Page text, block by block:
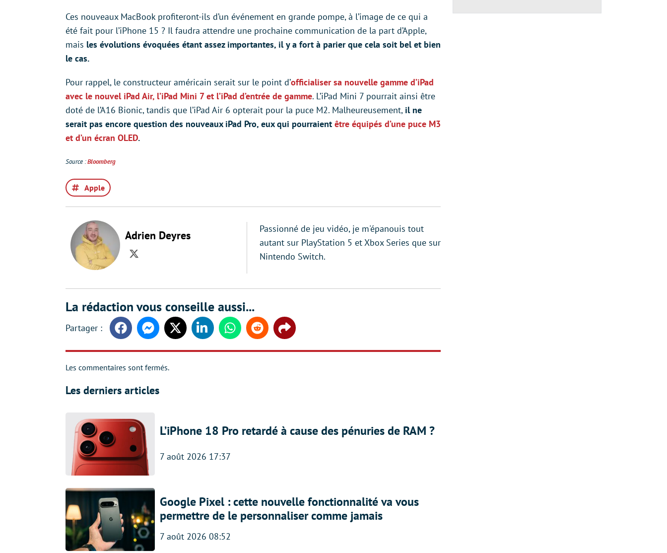
Ces nouveaux MacBook profiteront-ils d’un événement en grande pompe, à l’image de ce qui a
été fait pour l’iPhone 15 ? Il faudra attendre une prochaine communication de la part d’Apple,
mais les évolutions évoquées étant assez importantes, il y a fort à parier que cela soit bel et bien
le cas.
Pour rappel, le constructeur américain serait sur le point d’officialiser sa nouvelle gamme d’iPad
avec le nouvel iPad Air, l’iPad Mini 7 et l’iPad d’entrée de gamme. L’iPad Mini 7 pourrait ainsi être
doté de l’A16 Bionic, tandis que l’iPad Air 6 opterait pour la puce M2. Malheureusement, il ne
serait pas encore question des nouveaux iPad Pro, eux qui pourraient être équipés d’une puce M3
et d’un écran OLED.
Source :Bloomberg
Apple
Adrien Deyres
Twitter
Passionné de jeu vidéo, je m'épanouis tout
autant sur PlayStation 5 et Xbox Series que sur
Nintendo Switch.
La rédaction vous conseille aussi...
FacebookMessengerTwitter LinkedinWhatsappReddit Share
Les commentaires sont fermés.
Les derniers articles
L’iPhone 18 Pro retardé à cause des pénuries de RAM ?
7 août 2026 17:37
Google Pixel : cette nouvelle fonctionnalité va vous
permettre de le personnaliser comme jamais
7 août 2026 08:52